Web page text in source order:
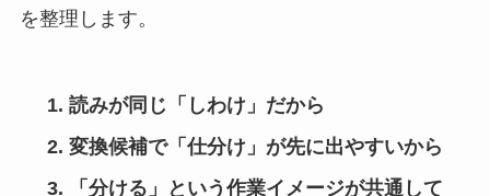
を整理します。
読みが同じ「しわけ」だから
変換候補で「仕分け」が先に出やすいから
「分ける」という作業イメージが共通して